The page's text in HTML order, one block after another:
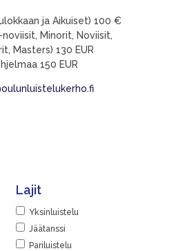
ja Aikuiset) 100 €
noviisit, Minorit, Noviisit,
Masters) 130 EUR
150 EUR
Lajit
Yksinluistelu
Jäätanssi
Pariluistelu